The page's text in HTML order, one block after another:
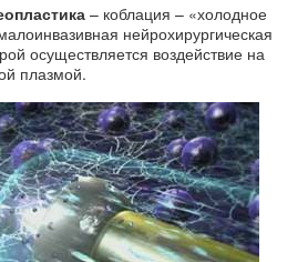
медицина
– коблация – «холодное
нейрохирургическая
осуществляется воздействие на
плазмой.